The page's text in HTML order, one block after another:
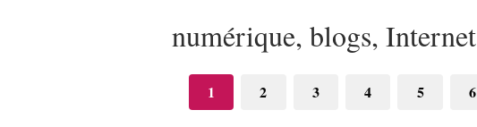
numérique, blogs, Internet
1 2 3 4 5 6